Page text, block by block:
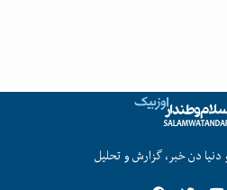
دنیا دن خبر، گزارش و تحلیل